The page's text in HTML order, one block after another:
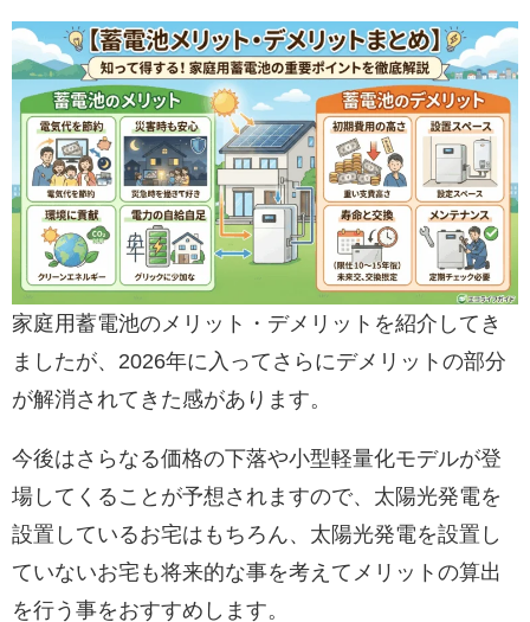
家庭用蓄電池のメリット・デメリットを紹介してき
ましたが、2026年に入ってさらにデメリットの部分
が解消されてきた感があります。
今後はさらなる価格の下落や小型軽量化モデルが登
場してくることが予想されますので、太陽光発電を
設置しているお宅はもちろん、太陽光発電を設置し
ていないお宅も将来的な事を考えてメリットの算出
を行う事をおすすめします。